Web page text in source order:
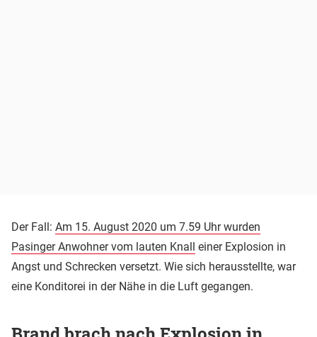
Der Fall: Am 15. August 2020 um 7.59 Uhr wurden
Pasinger Anwohner vom lauten Knall
einer Explosion in
Angst und Schrecken versetzt. Wie sich herausstellte, war
eine Konditorei in der Nähe in die Luft gegangen.